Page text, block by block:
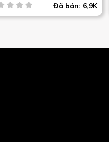
Đã bán: 6,9K